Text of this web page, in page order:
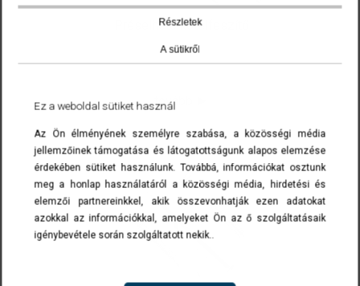
Préselhető kötélfeszítő
tovább ►
Részletek
A sütikről
Ez a weboldal sütiket használ
Az Ön élményének személyre szabása, a közösségi média
jellemzőinek támogatása és látogatottságunk alapos elemzése
érdekében sütiket használunk. Továbbá, információkat osztunk
meg a honlap használatáról a közösségi média, hirdetési és
elemzői partnereinkkel, akik összevonhatják ezen adatokat
azokkal az információkkal, amelyeket Ön az ő szolgáltatásaik
igénybevétele során szolgáltatott nekik..